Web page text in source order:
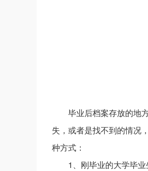
毕业后档案存放的地
失，或者是找不到的情况
种方式：
1、刚毕业的大学毕